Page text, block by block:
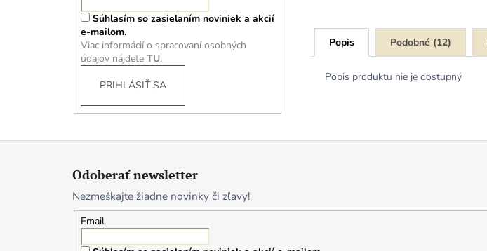
Súhlasím so zasielaním noviniek a akcií
e-mailom.
Viac informácií o spracovaní osobných
údajov nájdete TU.
PRIHLÁSIŤ SA
Popis Podobné (12)
Popis produktu nie je dostupný
Odoberať newsletter
Nezmeškajte žiadne novinky či zľavy!
Email